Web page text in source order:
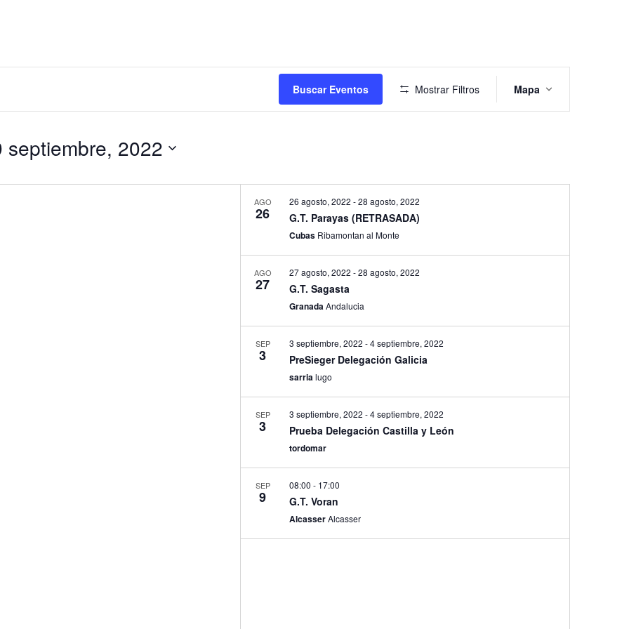
Buscar Eventos Mostrar Filtros
de
Mapa
septiembre, 2022
AGO
26
26 agosto, 2022 -28 agosto, 2022
G.T. Parayas (RETRASADA)
Cubas Ribamontan al Monte
AGO
27
27 agosto, 2022 -28 agosto, 2022
G.T. Sagasta
GranadaAndalucia
SEP
3
3 septiembre, 2022 -4 septiembre, 2022
PreSieger Delegación Galicia
sarrialugo
SEP
3
3 septiembre, 2022 -4 septiembre, 2022
Prueba Delegación Castilla y León
tordomar
SEP
9
08:00- 17:00
G.T. Voran
AlcasserAlcasser